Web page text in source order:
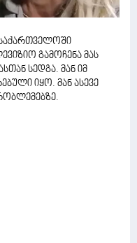
გამოჩენა მას
სედგა. მან იმ
იყო. მან ასევე